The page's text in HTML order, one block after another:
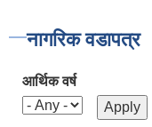
नागरिक वडापत्र
आर्थिक वर्ष